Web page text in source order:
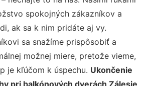
spokojných zákazníkov a
ak sa k nim pridáte aj vy.
sa snažíme prispôsobiť a
možnej miere, pretože vieme,
je kľúčom k úspechu. Ukončenie
pri balkónových dverách Zálesie